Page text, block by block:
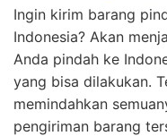
Ingin kirim barang
Indonesia? Akan
Anda pindah ke
yang bisa dilakukan.
memindahkan
pengiriman barang